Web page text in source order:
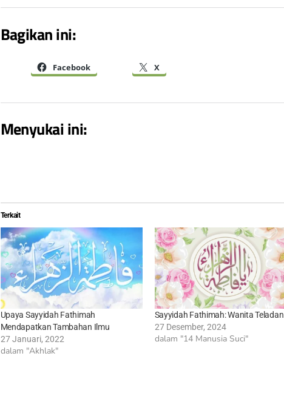
Bagikan ini:
Facebook X
Menyukai ini:
Terkait
Upaya Sayyidah Fathimah
Mendapatkan Tambahan Ilmu
27 Januari, 2022
dalam "Akhlak"
Sayyidah Fathimah: Wanita Teladan
27 Desember, 2024
dalam "14 Manusia Suci"